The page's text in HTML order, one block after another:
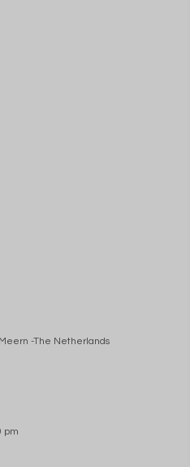
-The Netherlands
pm